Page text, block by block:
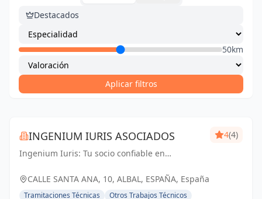
Destacados
50km
Aplicar filtros
INGENIUM IURIS ASOCIADOS
Ingenium Iuris: Tu socio confiable en
Soluciones profesionales para proyectos
4(4)
CALLE SANTA ANA, 10, ALBAL, ESPAÑA, España
Tramitaciones Técnicas
Otros Trabajos Técnicos